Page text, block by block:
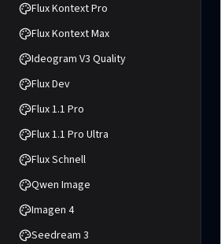
Flux Kontext Pro
Flux Kontext Max
Ideogram V3 Quality
Flux Dev
Flux 1.1 Pro
Flux 1.1 Pro Ultra
Flux Schnell
Qwen Image
Imagen 4
Seedream 3